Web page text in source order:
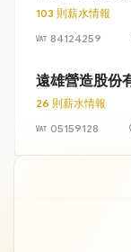
103 則薪水情報
84124259
遠雄營造股份
26 則薪水情報
05159128